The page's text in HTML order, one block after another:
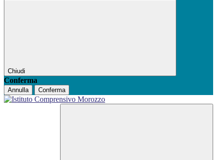
Chiudi
Conferma
Annulla Conferma